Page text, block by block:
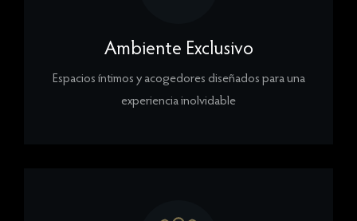
Ambiente Exclusivo
Espacios íntimos y acogedores diseñados para una
experiencia inolvidable